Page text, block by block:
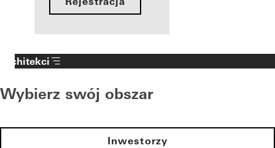
Architekci
Wybierz swój obszar
Inwestorzy